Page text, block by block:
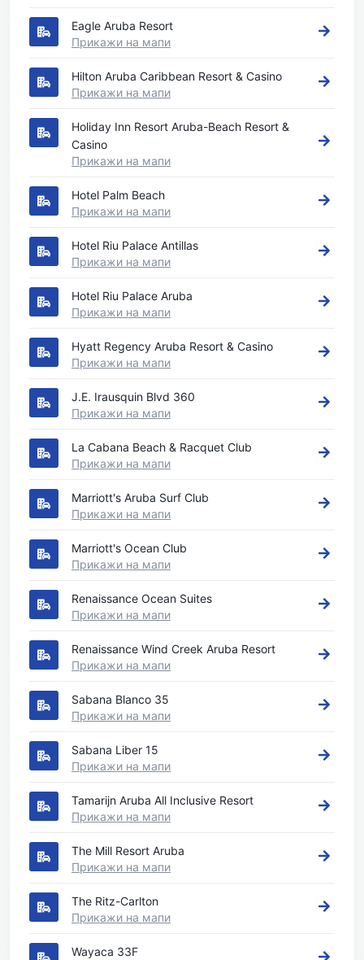
Eagle Aruba Resort
Прикажи на мапи
Hilton Aruba Caribbean Resort & Casino
Прикажи на мапи
Holiday Inn Resort Aruba-Beach Resort &
Casino
Прикажи на мапи
Hotel Palm Beach
Прикажи на мапи
Hotel Riu Palace Antillas
Прикажи на мапи
Hotel Riu Palace Aruba
Прикажи на мапи
Hyatt Regency Aruba Resort & Casino
Прикажи на мапи
J.E. Irausquin Blvd 360
Прикажи на мапи
La Cabana Beach & Racquet Club
Прикажи на мапи
Marriott's Aruba Surf Club
Прикажи на мапи
Marriott's Ocean Club
Прикажи на мапи
Renaissance Ocean Suites
Прикажи на мапи
Renaissance Wind Creek Aruba Resort
Прикажи на мапи
Sabana Blanco 35
Прикажи на мапи
Sabana Liber 15
Прикажи на мапи
Tamarijn Aruba All Inclusive Resort
Прикажи на мапи
The Mill Resort Aruba
Прикажи на мапи
The Ritz-Carlton
Прикажи на мапи
Wayaca 33F